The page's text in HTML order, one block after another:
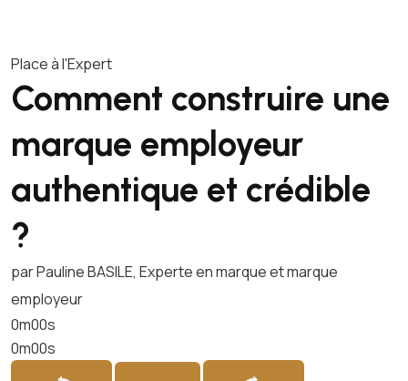
Place à l'Expert
Comment construire une
marque employeur
authentique et crédible
?
par Pauline BASILE, Experte en marque et marque
employeur
0m00s
0m00s